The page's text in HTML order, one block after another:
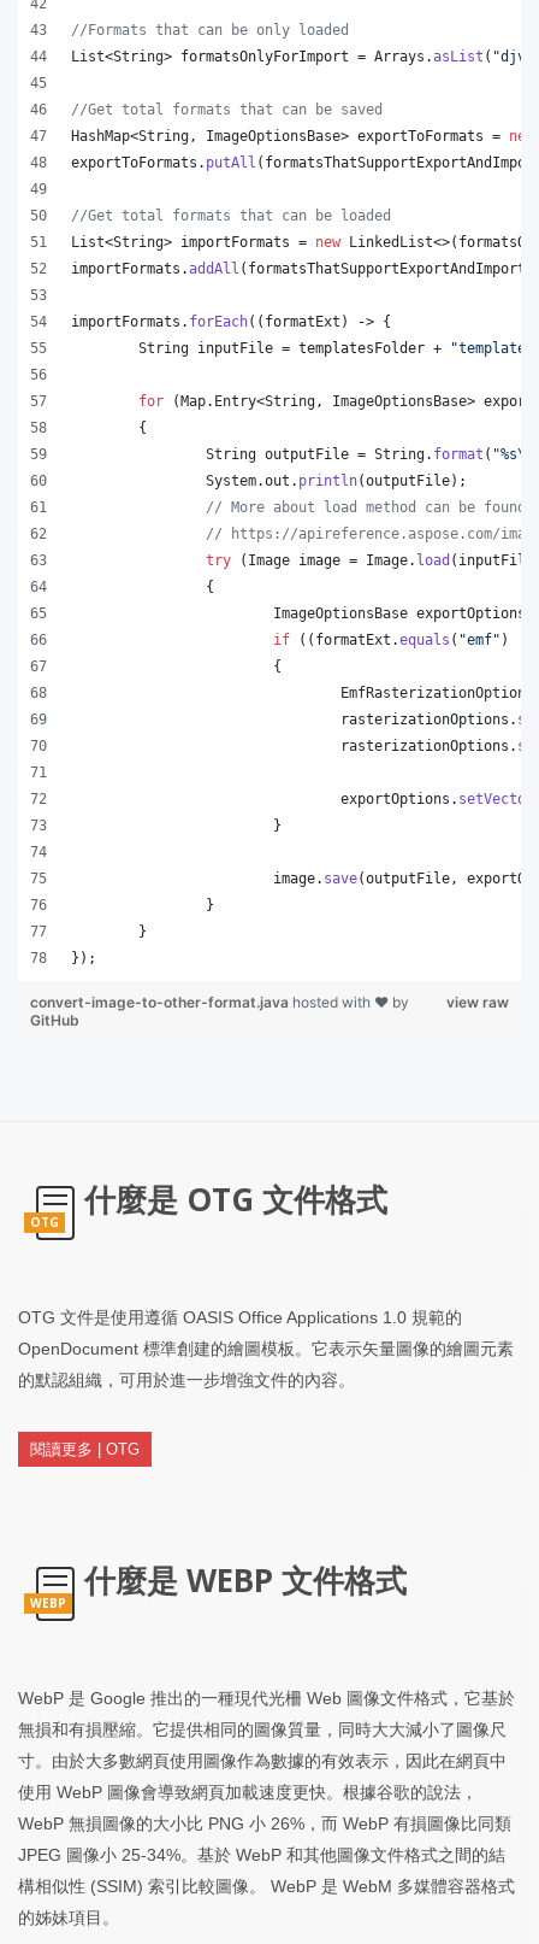
//Formats that can be only loaded
List<String> formatsOnlyForImport = Arrays .asList (
//Get total formats that can be saved
HashMap<String , ImageOptionsBase> exportToFormats = new
exportToFormats . putAll (
//Get total formats that can be loaded
List<String> importFormats = new LinkedList<>(
importFormats .addAll ( formatsThatSupportExportAndImport
importFormats . forEach(( formatExt ) -> {
String inputFile = templatesFolder +
for (Map. Entry<String , ImageOptionsBase>
	{
String outputFile = String. format ( "%s\\
System.out . println(outputFile);
// More about load method can be found
// https://apireference.aspose.com/
try ( Image image = Image. load ( inputFile
		{
ImageOptionsBase exportOptions
if (( formatExt .equals ( "emf" )
			{
EmfRasterizationOptions
rasterizationOptions .
rasterizationOptions .
exportOptions .
			}
image. save(outputFile ,
		}
	}
});
view raw
convert-image-to-other-format.java hosted with ❤ by
GitHub
OTG
什麼是 OTG 文件格式
OTG 文件是使用遵循 OASIS Office Applications 1.0 規範的
OpenDocument 標準創建的繪圖模板。它表示矢量圖像的繪圖元素
的默認組織，可用於進一步增強文件的內容。
閱讀更多 | OTG
WEBP
什麼是 WEBP 文件格式
WebP 是 Google 推出的一種現代光柵 Web 圖像文件格式，它基於
無損和有損壓縮。它提供相同的圖像質量，同時大大減小了圖像尺
寸。由於大多數網頁使用圖像作為數據的有效表示，因此在網頁中
使用 WebP 圖像會導致網頁加載速度更快。根據谷歌的說法，
WebP 無損圖像的大小比 PNG 小 26%，而 WebP 有損圖像比同類
JPEG 圖像小 25-34%。基於 WebP 和其他圖像文件格式之間的結
構相似性 (SSIM) 索引比較圖像。 WebP 是 WebM 多媒體容器格式
的姊妹項目。